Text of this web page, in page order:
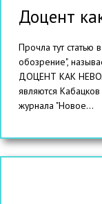
Доцент
Прочла тут
обозрение",
ДОЦЕНТ КАК
являются
журнала "Новое...